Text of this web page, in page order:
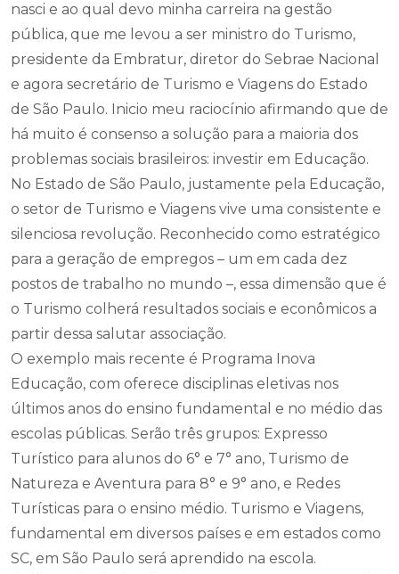
nasci e ao qual devo minha carreira na gestão
pública, que me levou a ser ministro do Turismo,
presidente da Embratur, diretor do Sebrae Nacional
e agora secretário de Turismo e Viagens do Estado
de São Paulo. Inicio meu raciocínio afirmando que de
há muito é consenso a solução para a maioria dos
problemas sociais brasileiros: investir em Educação.
No Estado de São Paulo, justamente pela Educação,
o setor de Turismo e Viagens vive uma consistente e
silenciosa revolução. Reconhecido como estratégico
para a geração de empregos – um em cada dez
postos de trabalho no mundo –, essa dimensão que é
o Turismo colherá resultados sociais e econômicos a
partir dessa salutar associação.
O exemplo mais recente é Programa Inova
Educação, com oferece disciplinas eletivas nos
últimos anos do ensino fundamental e no médio das
escolas públicas. Serão três grupos: Expresso
Turístico para alunos do 6° e 7° ano, Turismo de
Natureza e Aventura para 8° e 9° ano, e Redes
Turísticas para o ensino médio. Turismo e Viagens,
fundamental em diversos países e em estados como
SC, em São Paulo será aprendido na escola.